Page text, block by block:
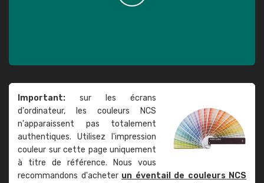
Important: sur les écrans
d'ordinateur, les couleurs NCS
n'apparaissent pas totalement
authentiques. Utilisez l'impression
couleur sur cette page uniquement
à titre de référence. Nous vous
recommandons d'acheter un éventail de couleurs NCS